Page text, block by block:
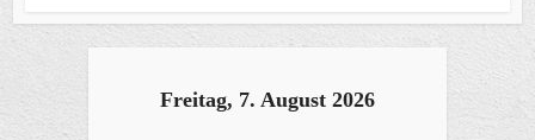
Freitag, 7. August 2026